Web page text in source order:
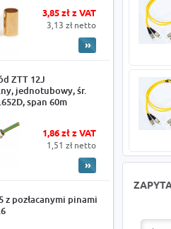
3,85 zł z VAT
3,13 zł netto
ZTT 12J
jednotubowy, śr.
span 60m
1,86 zł z VAT
1,51 zł netto
z pozłacanymi pinami